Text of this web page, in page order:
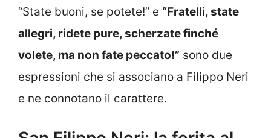
“State buoni, se potete!” e “Fratelli, state
allegri, ridete pure, scherzate finché
volete, ma non fate peccato!” sono due
espressioni che si associano a Filippo Neri
e ne connotano il carattere.